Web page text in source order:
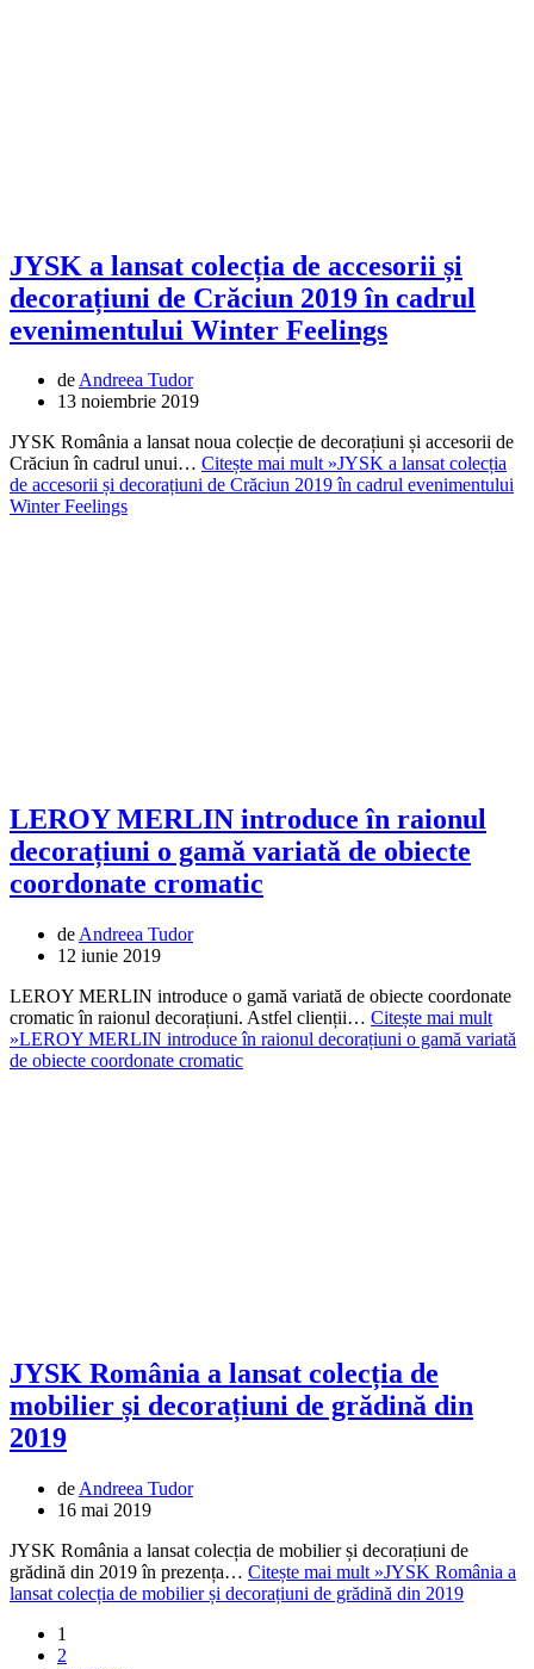
JYSK a lansat colecția de accesorii și
decorațiuni de Crăciun 2019 în cadrul
evenimentului Winter Feelings
deAndreea Tudor
13 noiembrie 2019
JYSK România a lansat noua colecție de decorațiuni și accesorii de
Crăciun în cadrul unui… Citește mai mult »JYSK a lansat colecția
de accesorii și decorațiuni de Crăciun 2019 în cadrul evenimentului
Winter Feelings
LEROY MERLIN introduce în raionul
decorațiuni o gamă variată de obiecte
coordonate cromatic
de Andreea Tudor
12 iunie 2019
LEROY MERLIN introduce o gamă variată de obiecte coordonate
cromatic în raionul decorațiuni. Astfel clienții… Citește mai mult
»LEROY MERLIN introduce în raionul decorațiuni o gamă variată
de obiecte coordonate cromatic
JYSK România a lansat colecția de
mobilier și decorațiuni de grădină din
2019
de Andreea Tudor
16 mai 2019
JYSK România a lansat colecția de mobilier și decorațiuni de
grădină din 2019 în prezența… Citește mai mult »JYSK România a
lansat colecția de mobilier și decorațiuni de grădină din 2019
1
2